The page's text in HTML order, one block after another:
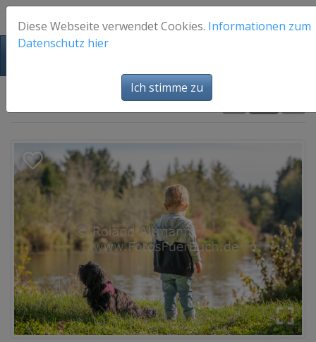
Diese Webseite verwendet Cookies. Informationen zum
Datenschutz hier
Ich stimme zu